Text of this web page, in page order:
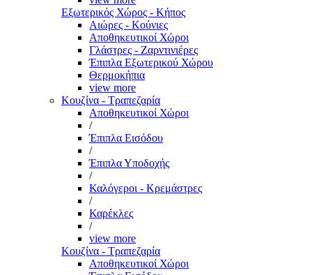
Εξωτερικός Χώρος - Κήπος
Αιώρες - Κούνιες
Αποθηκευτικοί Χώροι
Γλάστρες - Ζαρντινιέρες
Έπιπλα Εξωτερικού Χώρου
Θερμοκήπια
view more
Κουζίνα - Τραπεζαρία
Αποθηκευτικοί Χώροι
/
Έπιπλα Εισόδου
/
Έπιπλα Υποδοχής
/
Καλόγεροι - Κρεμάστρες
/
Καρέκλες
/
view more
Κουζίνα - Τραπεζαρία
Αποθηκευτικοί Χώροι